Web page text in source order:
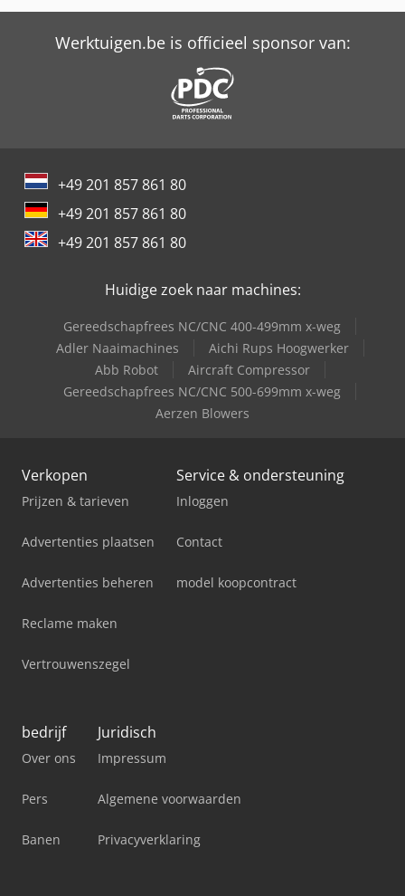
Werktuigen.be is officieel sponsor van:
+49 201 857 861 80
+49 201 857 861 80
+49 201 857 861 80
Huidige zoek naar machines:
Gereedschapfrees NC/CNC 400-499mm x-weg
Adler Naaimachines
Aichi Rups Hoogwerker
Abb Robot
Aircraft Compressor
Gereedschapfrees NC/CNC 500-699mm x-weg
Aerzen Blowers
Verkopen
Prijzen & tarieven
Advertenties plaatsen
Advertenties beheren
Reclame maken
Vertrouwenszegel
Service & ondersteuning
Inloggen
Contact
model koopcontract
bedrijf
Over ons
Pers
Banen
Juridisch
Impressum
Algemene voorwaarden
Privacyverklaring